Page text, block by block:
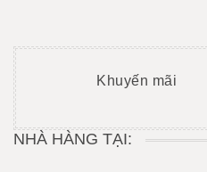
Khuyến mãi
NHÀ HÀNG TẠI: